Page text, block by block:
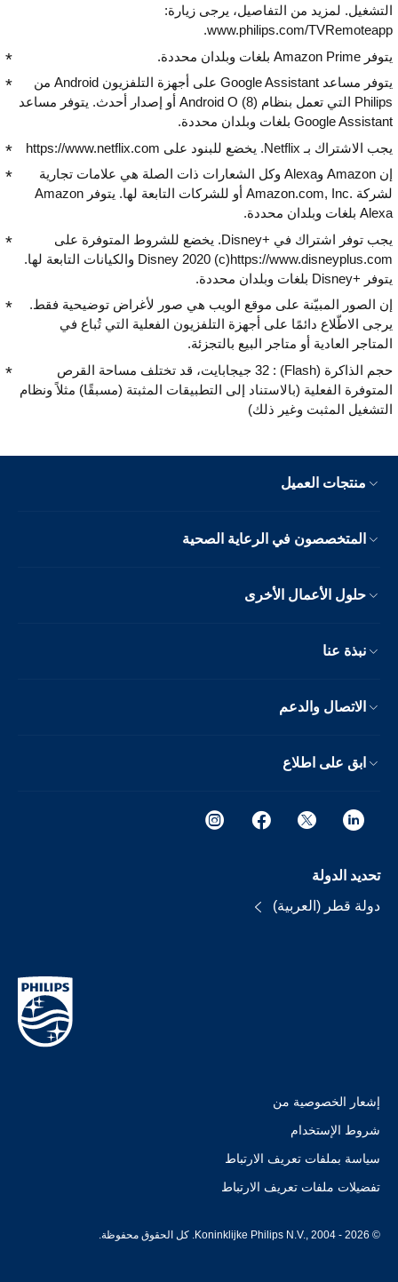
التشغيل. لمزيد من التفاصيل، يرجى زيارة:
www.philips.com/TVRemoteapp.
يتوفر Amazon Prime بلغات وبلدان محددة.
يتوفر مساعد Google Assistant على أجهزة التلفزيون Android من
Philips التي تعمل بنظام (8)Android O ‎ أو إصدار أحدث. يتوفر مساعد
Google Assistant بلغات وبلدان محددة.
يجب الاشتراك بـ Netflix. يخضع للبنود على https://www.netflix.com
إن Amazon وAlexa وكل الشعارات ذات الصلة هي علامات تجارية
لشركة Amazon.com, Inc.‎ أو للشركات التابعة لها. يتوفر Amazon
Alexa بلغات وبلدان محددة.
يجب توفر اشتراك في Disney+‎. يخضع للشروط المتوفرة على
https://www.disneyplus.com‏(c)‏ 2020 Disney والكيانات التابعة لها.
يتوفر Disney+‎ بلغات وبلدان محددة.
إن الصور المبيّنة على موقع الويب هي صور لأغراض توضيحية فقط.
يرجى الاطّلاع دائمًا على أجهزة التلفزيون الفعلية التي تُباع في
المتاجر العادية أو متاجر البيع بالتجزئة.
حجم الذاكرة (Flash) : ‏32 جيجابايت، قد تختلف مساحة القرص
المتوفرة الفعلية (بالاستناد إلى التطبيقات المثبتة (مسبقًا) مثلاً ونظام
التشغيل المثبت وغير ذلك)
منتجات العميل
المتخصصون في الرعاية الصحية
حلول الأعمال الأخرى
نبذة عنا
الاتصال والدعم
ابق على اطلاع
تحديد الدولة
دولة قطر (العربية)
إشعار الخصوصية من
شروط الإستخدام
سياسة بملفات تعريف الارتباط
تفضيلات ملفات تعريف الارتباط
© Koninklijke Philips N.V., 2004 - 2026. كل الحقوق محفوظة.